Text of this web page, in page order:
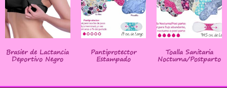
Brasier de Lactancia
Deportivo Negro
Pantiprotector
Estampado
Toalla Sanitaria
Nocturna/Postparto